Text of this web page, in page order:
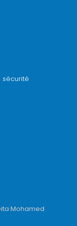
sécurité
Mohamed